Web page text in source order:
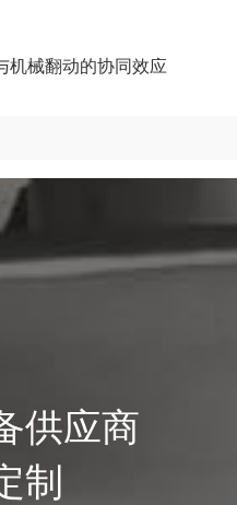
机械翻动的协同效应
供应商
制